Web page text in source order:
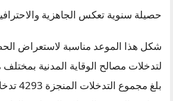
حصيلة سنوية تعكس الجاهزية
شكل هذا الموعد مناسبة لاستعراض
لتدخلات مصالح الوقاية المدنية
بلغ مجموع